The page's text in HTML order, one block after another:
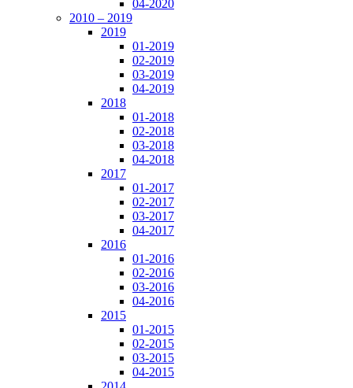
04-2020
2010 – 2019
2019
01-2019
02-2019
03-2019
04-2019
2018
01-2018
02-2018
03-2018
04-2018
2017
01-2017
02-2017
03-2017
04-2017
2016
01-2016
02-2016
03-2016
04-2016
2015
01-2015
02-2015
03-2015
04-2015